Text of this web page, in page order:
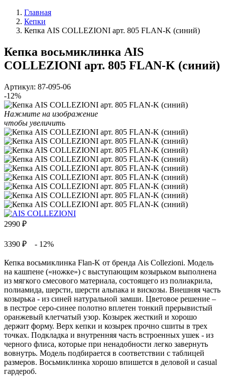
Главная
Кепки
Кепка AIS COLLEZIONI арт. 805 FLAN-K (синий)
Кепка восьмиклинка AIS
COLLEZIONI арт. 805 FLAN-K (синий)
Артикул: 87-095-06
-12%
Нажмите на изображение
чтобы увеличить
2990 ₽
3390 ₽ - 12%
Кепка восьмиклинка Flan-K от бренда Ais Collezioni. Модель
на кашпене («ножке») с выступающим козырьком выполнена
из мягкого смесового материала, состоящего из полиакрила,
полиамида, шерсти, шерсти альпака и вискозы. Внешняя часть
козырька - из синей натуральной замши. Цветовое решение –
в пестрое серо-синее полотно вплетен тонкий прерывистый
оранжевый клетчатый узор. Козырек жесткий и хорошо
держит форму. Верх кепки и козырек прочно сшиты в трех
точках. Подкладка и внутренняя часть встроенных ушек - из
черного флиса, которые при ненадобности легко завернуть
вовнутрь. Модель подбирается в соответствии с таблицей
размеров. Восьмиклинка хорошо впишется в деловой и casual
гардероб.